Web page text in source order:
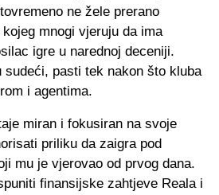
ne žele prerano
mnogi vjeruju da ima
igre u narednoj deceniji.
sudeći, pasti tek nakon što kluba
i agentima.
miran i fokusiran na svoje
priliku da zaigra pod
mu je vjerovao od prvog dana.
finansijske zahtjeve Reala i